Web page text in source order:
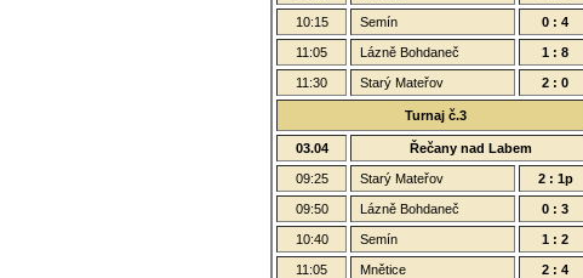
10:15 Semín 0 : 4
11:05 Lázně Bohdaneč 1 : 8
11:30 Starý Mateřov 2 : 0
Turnaj č.3
03.04 Řečany nad Labem
09:25 Starý Mateřov 2 : 1p
09:50 Lázně Bohdaneč 0 : 3
10:40 Semín 1 : 2
11:05 Mnětice 2 : 4